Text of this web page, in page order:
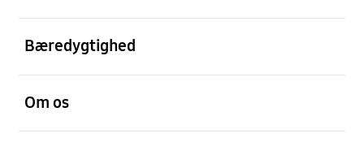
Bæredygtighed
Om os